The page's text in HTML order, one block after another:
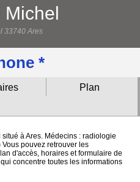
Michel
33740 Ares
*
Plan
à Ares. Médecins : radiologie
pouvez retrouver les
d'accès, horaires et formulaire de
concentre toutes les informations